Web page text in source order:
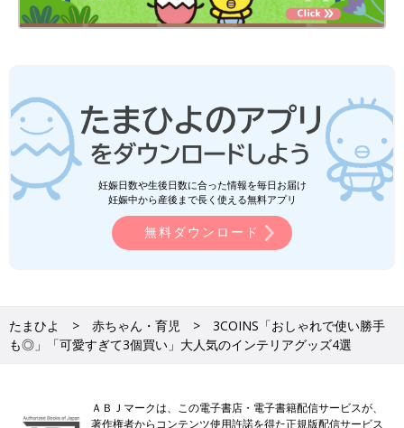
妊娠日数や生後日数に合った情報を毎日お届け
妊娠中から産後まで長く使える無料アプリ
無料ダウンロード
たまひよ 赤ちゃん・育児
3COINS「おしゃれで使い勝手
も◎」「可愛すぎて3個買い」大人気のインテリアグッズ4選
ＡＢＪマークは、この電子書店・電子書籍配信サービスが、
著作権者からコンテンツ使用許諾を得た正規版配信サービス